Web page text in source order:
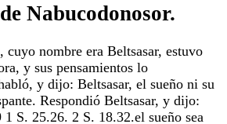
de Nabucodonosor.
, cuyo nombre era Beltsasar, estuvo
, y sus pensamientos lo
, y dijo: Beltsasar, el sueño ni su
. Respondió Beltsasar, y dijo:
1 S. 25.26. 2 S. 18.32.el sueño sea